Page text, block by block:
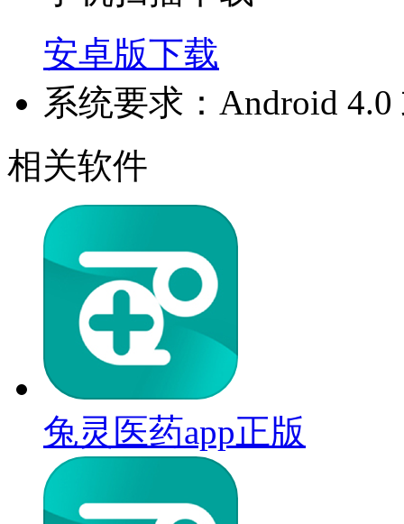
安卓版下载
系统要求：Android
相关软件
兔灵医药app正版